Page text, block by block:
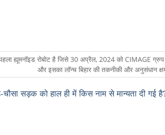
पहला ह्यूमनॉइड रोबोट है जिसे 30 अप्रैल, 2024 को CIMAGE
और इसका लॉन्च बिहार की तकनीकी और अनुसंधान
चौसा सड़क को हाल ही में किस नाम से मान्यता दी गई